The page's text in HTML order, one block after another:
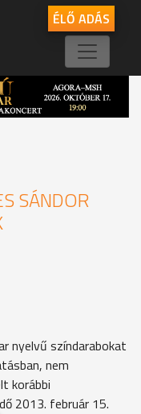
ÉLŐ ADÁS
SÁNDOR
nyelvű színdarabokat
nem
korábbi
2013. február 15.